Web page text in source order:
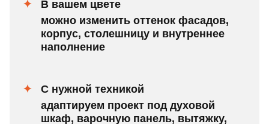
В вашем цвете
можно изменить оттенок фасадов,
корпус, столешницу и внутреннее
наполнение
С нужной техникой
адаптируем проект под духовой
шкаф, варочную панель, вытяжку,